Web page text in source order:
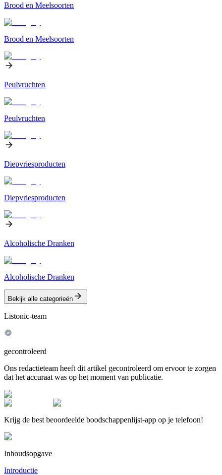
Brood en Meelsoorten
Brood en Meelsoorten
Peulvruchten
Peulvruchten
Diepvriesproducten
Diepvriesproducten
Alcoholische Dranken
Alcoholische Dranken
Bekijk alle categorieën
Listonic-team
gecontroleerd
Ons redactieteam heeft dit artikel gecontroleerd om ervoor te zorgen
dat het accuraat was op het moment van publicatie.
Krijg de best beoordeelde boodschappenlijst-app op je telefoon!
Inhoudsopgave
Introductie